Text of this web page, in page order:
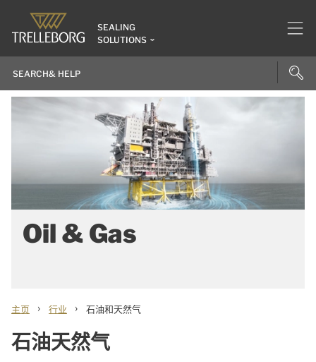
SEALING
SOLUTIONS
Oil & Gas
主页 › 行业 › 石油和天然气
石油天然气